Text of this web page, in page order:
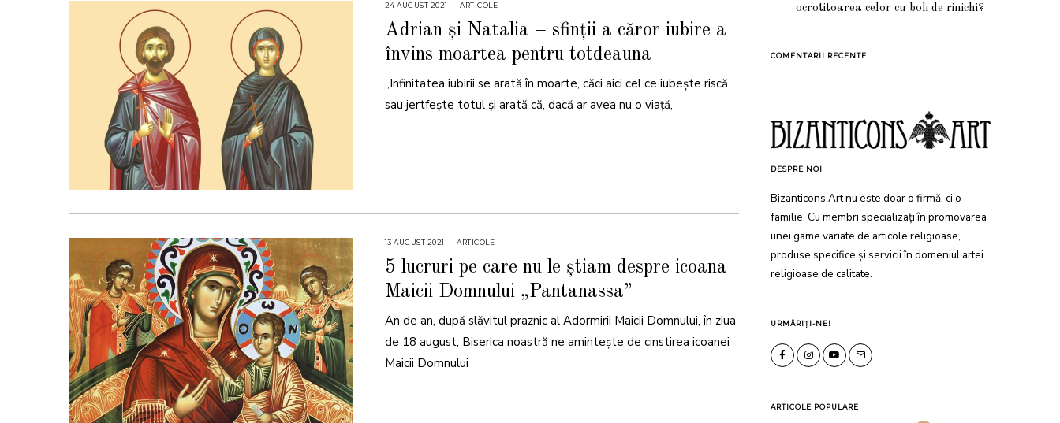
24 AUGUST 2021
A
U
G
U
S
2
0
1
ARTICOLE
Adrian și Natalia – sfinții a căror iubire a
învins moartea pentru totdeauna
„Infinitatea iubirii se arată în moarte, căci aici cel ce iubește riscă
sau jertfește totul și arată că, dacă ar avea nu o viață,
13 AUGUST 2021
A
U
U
S
2
0
1
ARTICOLE
5 lucruri pe care nu le știam despre icoana
Maicii Domnului „Pantanassa”
An de an, după slăvitul praznic al Adormirii Maicii Domnului, în ziua
de 18 august, Biserica noastră ne amintește de cinstirea icoanei
Maicii Domnului
ocrotitoarea celor cu boli de rinichi?
COMENTARII RECENTE
DESPRE NOI
Bizanticons Art nu este doar o firmă, ci o
familie. Cu membri specializați în promovarea
unei game variate de articole religioase,
produse specifice și servicii în domeniul artei
religioase de calitate.
URMĂRIȚI-NE!
ARTICOLE POPULARE